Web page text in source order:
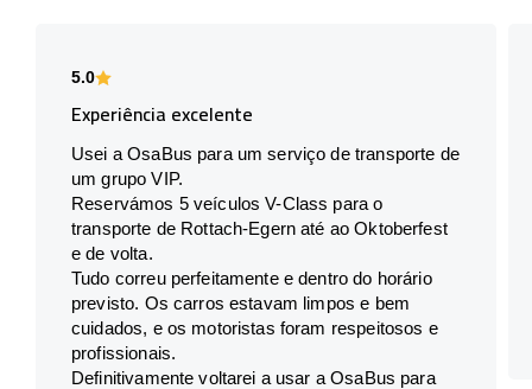
5.0
Experiência excelente
Usei a OsaBus para um serviço de transporte de
um grupo VIP.
Reservámos 5 veículos V-Class para o
transporte de Rottach-Egern até ao Oktoberfest
e de volta.
Tudo correu perfeitamente e dentro do horário
previsto. Os carros estavam limpos e bem
cuidados, e os motoristas foram respeitosos e
profissionais.
Definitivamente voltarei a usar a OsaBus para